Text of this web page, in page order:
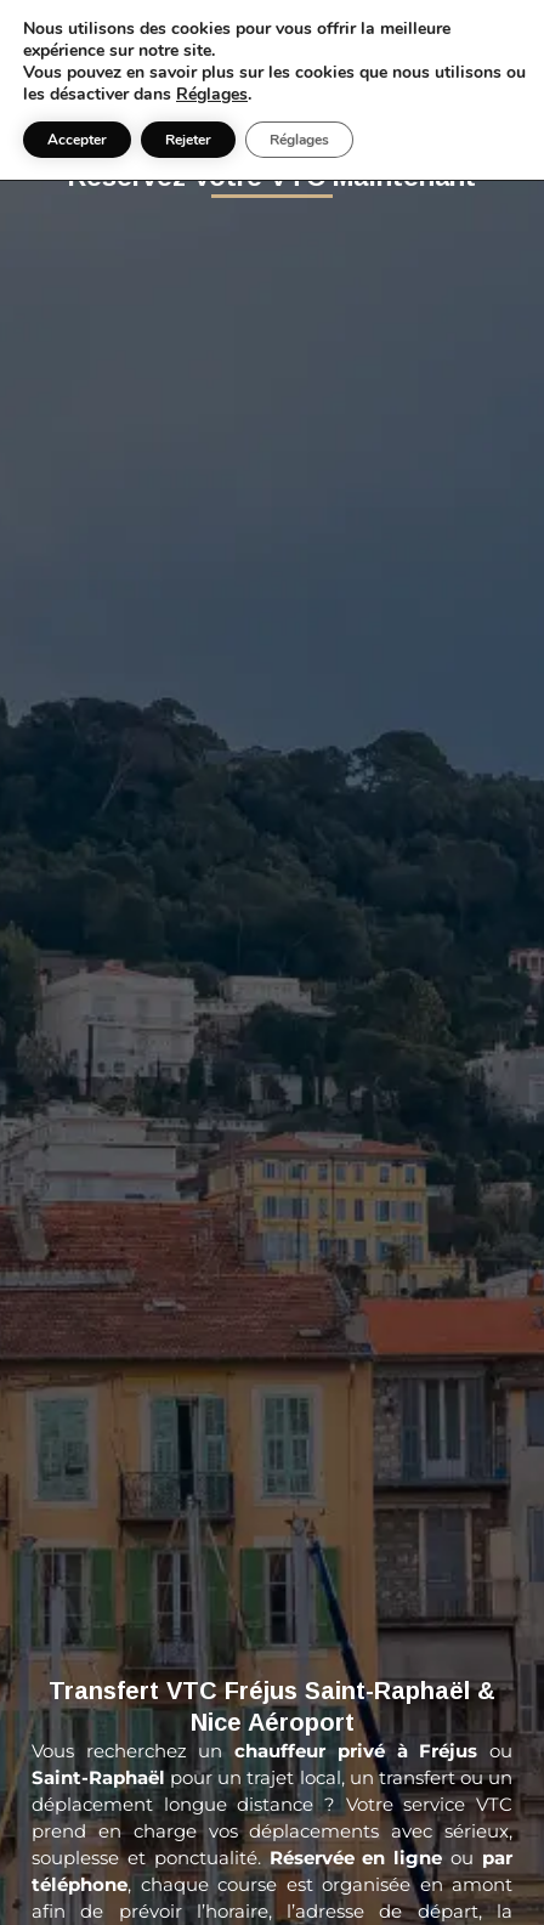
Réservez Votre VTC Maintenant
Transfert VTC Fréjus Saint-Raphaël &
Nice Aéroport
Vous recherchez unchauffeur privé à Fréjus ou
Saint-Raphaëlpour un trajet local, un transfert ou un
déplacement longue distance ? Votre service VTC
prend en charge vos déplacements avec sérieux,
souplesse et ponctualité.Réservée en ligne ou par
téléphone, chaque course est organisée en amont
afin de prévoir l’horaire, l’adresse de départ, la
Nous utilisons des cookies pour vous offrir la meilleure
expérience sur notre site.
Vous pouvez en savoir plus sur les cookies que nous utilisons ou
les désactiver dans Réglages.
Accepter Rejeter Réglages